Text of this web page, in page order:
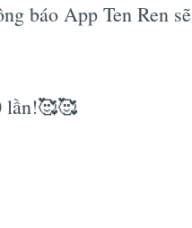
báo App Ten Ren
lần!🥰🥰